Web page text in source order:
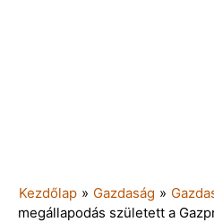
Kezdőlap » Gazdaság »
megállapodás született a